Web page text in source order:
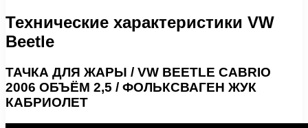
Технические характеристики VW
Beetle
ТАЧКА ДЛЯ ЖАРЫ / VW BEETLE CABRIO
2006 ОБЪЁМ 2,5 / ФОЛЬКСВАГЕН ЖУК
КАБРИОЛЕТ